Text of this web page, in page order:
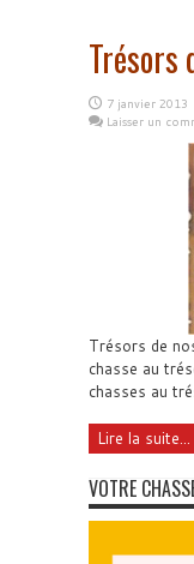
Trésors
7 janvier 2013
Laisser un
Trésors de
chasse au
chasses au
Lire la suite...
VOTRE